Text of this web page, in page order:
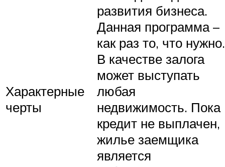
Характерные
черты
развития бизнеса.
Данная программа –
как раз то, что нужно.
В качестве залога
может выступать
любая
недвижимость. Пока
кредит не выплачен,
жилье заемщика
является